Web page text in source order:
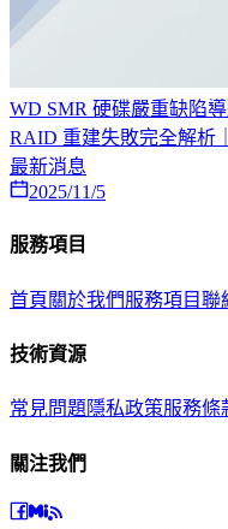
WD SMR 硬碟嚴重缺陷
RAID 重建失敗完全解析
最新消息
2025/11/5
服務項目
首頁 關於我們服務項目聯
技術資源
常見問題隱私政策服務條
關注我們